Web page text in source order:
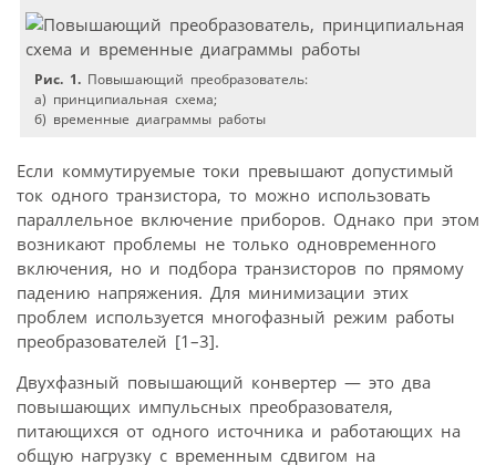
Рис. 1. Повышающий преобразователь:
а) принципиальная схема;
б) временные диаграммы работы
Если коммутируемые токи превышают допустимый
ток одного транзистора, то можно использовать
параллельное включение приборов. Однако при этом
возникают проблемы не только одновременного
включения, но и подбора транзисторов по прямому
падению напряжения. Для минимизации этих
проблем используется многофазный режим работы
преобразователей [1–3].
Двухфазный повышающий конвертер — это два
повышающих импульсных преобразователя,
питающихся от одного источника и работающих на
общую нагрузку с временным сдвигом на